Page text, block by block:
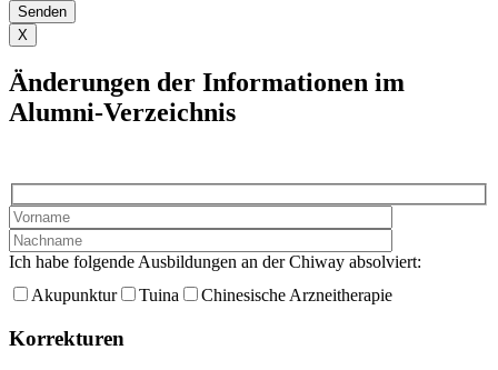
X
Änderungen der Informationen im
Alumni-Verzeichnis
Ich habe folgende Ausbildungen an der Chiway absolviert:
Akupunktur
Tuina Chinesische Arzneitherapie
Korrekturen